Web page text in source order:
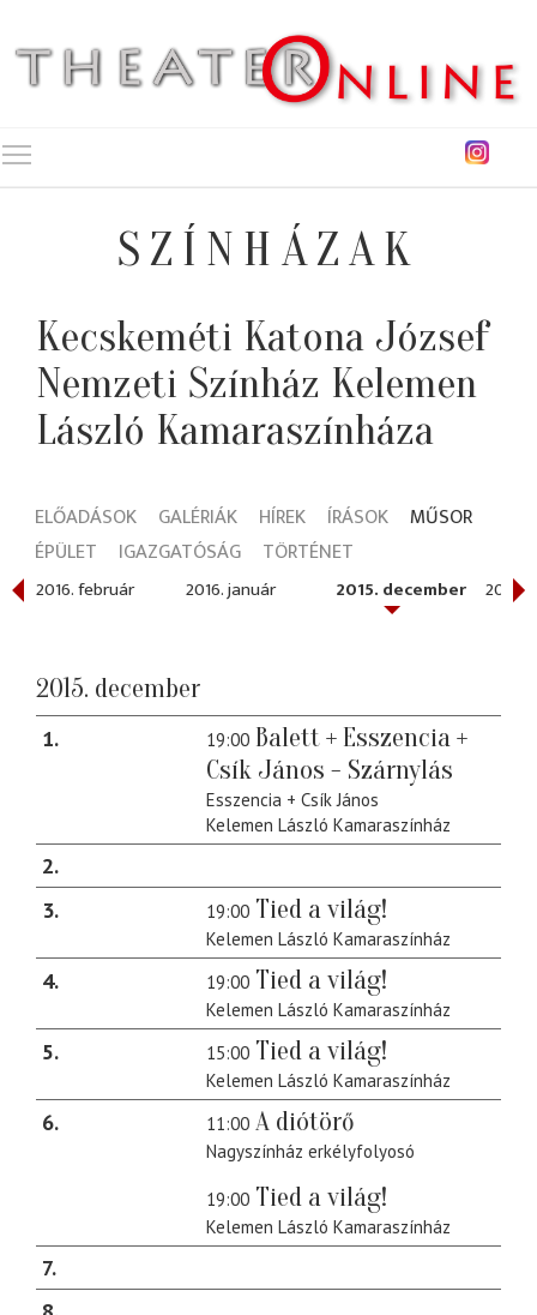
SZÍNHÁZAK
Kecskeméti Katona József
Nemzeti Színház Kelemen
László Kamaraszínháza
ELŐADÁSOK GALÉRIÁK HÍREK ÍRÁSOK
MŰSOR
ÉPÜLET
IGAZGATÓSÁG TÖRTÉNET
2016. február 2016. január 2015. december 2015.
2015. december
1 19:00 Balett + Esszencia +
Csík János - Szárnylás
Esszencia + Csík János
Kelemen László Kamaraszínház
2
3
19:00 Tied a világ!
Kelemen László Kamaraszínház
4 19:00 Tied a világ!
Kelemen László Kamaraszínház
5 15:00 Tied a világ!
Kelemen László Kamaraszínház
6 11:00 A diótörő
Nagyszínház erkélyfolyosó
19:00 Tied a világ!
Kelemen László Kamaraszínház
7